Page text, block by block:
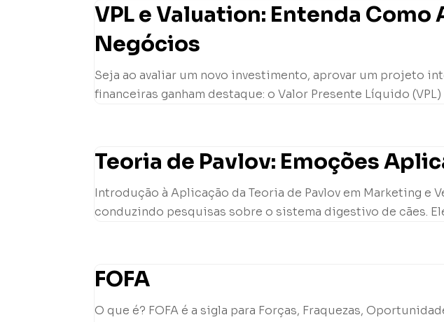
VPL e Valuation: Entenda
Negócios
Seja ao avaliar um novo investimento, aprovar um projeto
financeiras ganham destaque: o Valor Presente Líquido (VPL)
Teoria de Pavlov: Emoções
Introdução à Aplicação da Teoria de Pavlov em Marketing e
conduzindo pesquisas sobre o sistema digestivo de cães.
FOFA
O que é? FOFA é a sigla para Forças, Fraquezas,